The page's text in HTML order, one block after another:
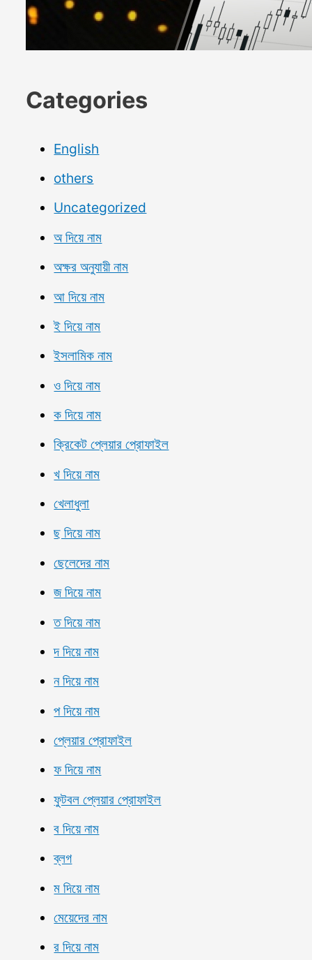
Categories
English
others
Uncategorized
অ দিয়ে নাম
অক্ষর অনুযায়ী নাম
আ দিয়ে নাম
ই দিয়ে নাম
ইসলামিক নাম
ও দিয়ে নাম
ক দিয়ে নাম
ক্রিকেট প্লেয়ার প্রোফাইল
খ দিয়ে নাম
খেলাধুলা
ছ দিয়ে নাম
ছেলেদের নাম
জ দিয়ে নাম
ত দিয়ে নাম
দ দিয়ে নাম
ন দিয়ে নাম
প দিয়ে নাম
প্লেয়ার প্রোফাইল
ফ দিয়ে নাম
ফুটবল প্লেয়ার প্রোফাইল
ব দিয়ে নাম
ব্লগ
ম দিয়ে নাম
মেয়েদের নাম
র দিয়ে নাম